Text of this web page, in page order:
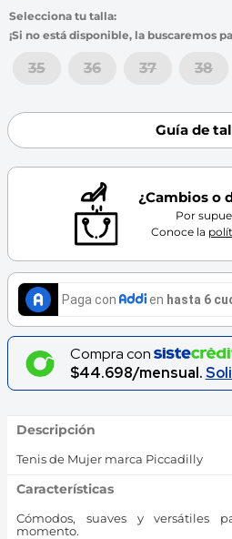
35 36 37 38
Guía de
¿Cambios o
Por
Conoce la
Compra con
$44.698/mensual.
Descripción
Tenis de Mujer marca Piccadilly
Características
Cómodos, suaves y versátiles
momento.
8.
skechers
9.
cartago